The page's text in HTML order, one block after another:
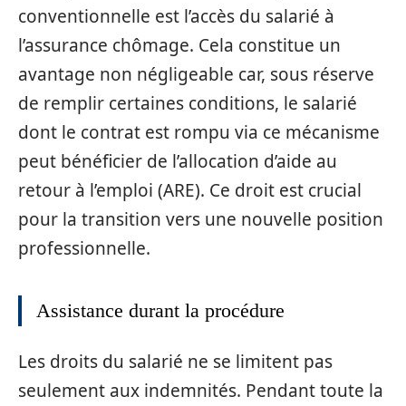
conventionnelle est l’accès du salarié à
l’assurance chômage. Cela constitue un
avantage non négligeable car, sous réserve
de remplir certaines conditions, le salarié
dont le contrat est rompu via ce mécanisme
peut bénéficier de l’allocation d’aide au
retour à l’emploi (ARE). Ce droit est crucial
pour la transition vers une nouvelle position
professionnelle.
Assistance durant la procédure
Les droits du salarié ne se limitent pas
seulement aux indemnités. Pendant toute la